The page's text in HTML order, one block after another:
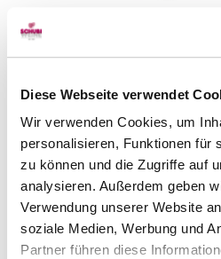
Diese Webseite verwendet
Wir verwenden Cookies, um
personalisieren, Funktionen für
zu können und die Zugriffe auf
analysieren. Außerdem geben
Verwendung unserer Website
soziale Medien, Werbung und
Partner führen diese
BenRiach
Artikel sofort lieferbar
inkl. 8.1% MwSt. zzgl.
Anzahl
hinzufügen
In den